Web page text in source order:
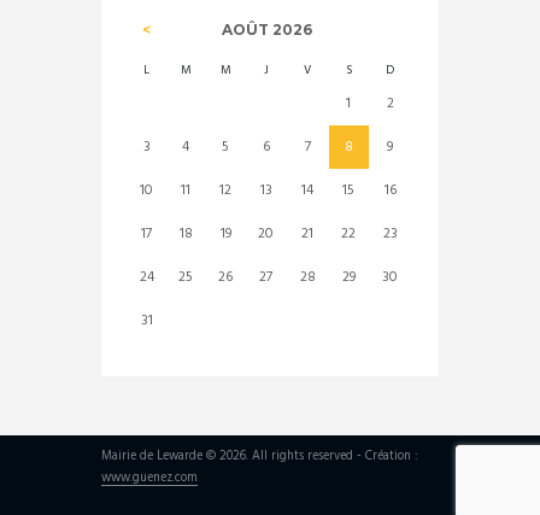
AOÛT 2026
L M M J V S D
1
2
3
4 5 6 7 8
9
10
11 12 13 14 15
16
17
18 19 20 21 22
23
24
25 26 27 28 29
30
31
Mairie de Lewarde © 2026. All rights reserved - Création :
www.guenez.com